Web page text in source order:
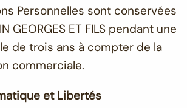
Personnelles sont conservées
GEORGES ET FILS pendant une
de trois ans à compter de la
commerciale.
et Libertés